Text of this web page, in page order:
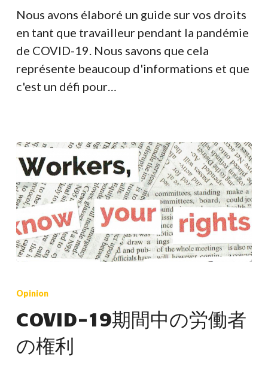
COVID-
19
Nous avons élaboré un guide sur vos droits
en tant que travailleur pendant la pandémie
de COVID-19. Nous savons que cela
représente beaucoup d'informations et que
c'est un défi pour…
19
間
中
Opinion
COVID-19期間中の労働者
の権利